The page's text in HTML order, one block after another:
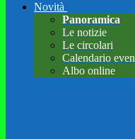
Novità
Panoramica
Le notizie
Le circolari
Calendario
Albo online